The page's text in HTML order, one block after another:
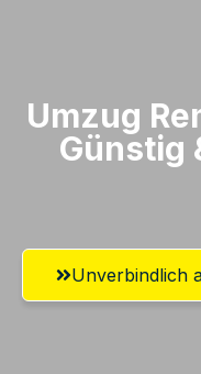
Umzug
Günstig
Unverbindlich